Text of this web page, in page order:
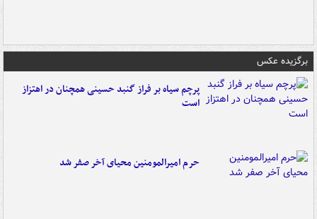
برگزیده عکس
پرچم سیاه بر فراز گنبد حسینی همچنان در اهتزاز
است
حرم امیرالمومنین محیای آخر صفر شد